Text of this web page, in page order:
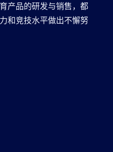
产品的研发与销售，都
和竞技水平做出不懈努